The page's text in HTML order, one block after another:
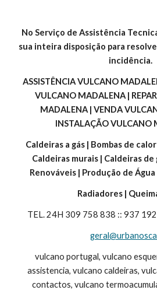
No Serviço de Assistência
sua inteira disposição para
incidência.
ASSISTÊNCIA VULCANO
VULCANO MADALENA |
MADALENA | VENDA
INSTALAÇÃO VULCANO
Caldeiras a gás | Bombas de
Caldeiras murais | Caldeiras de
Renováveis | Produção de
Radiadores |
TEL. 24H 309 758 838 :: 937
vulcano portugal, vulcano
assistencia, vulcano caldeiras,
contactos, vulcano